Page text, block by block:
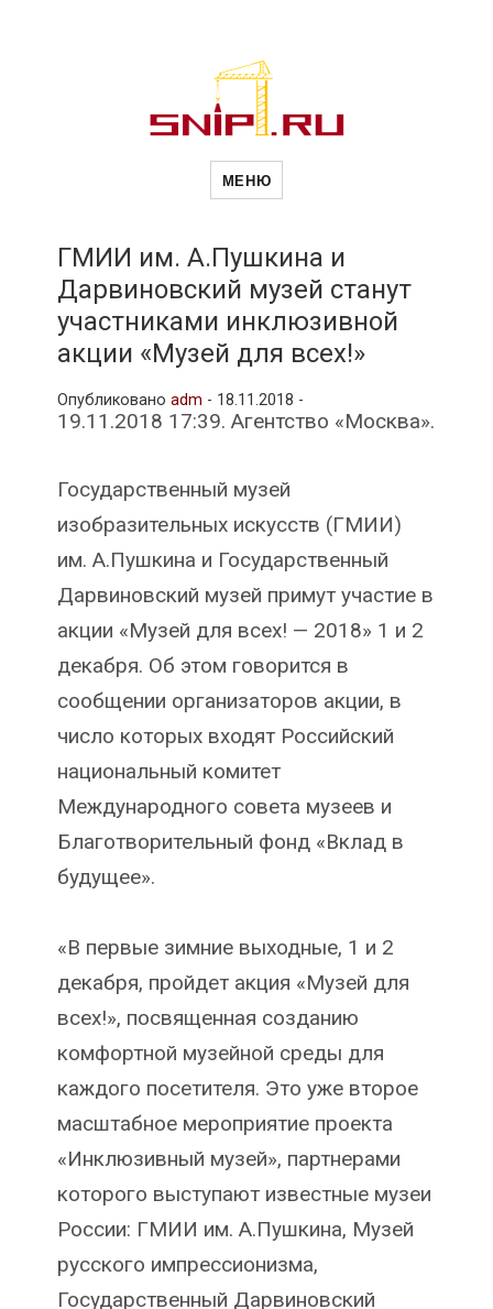
Новости
и
МЕНЮ
ГМИИ им. А.Пушкина и
Дарвиновский музей станут
участниками инклюзивной
акции «Музей для всех!»
Опубликовано adm - 18.11.2018 -
19.11.2018 17:39. Агентство «Москва».
Государственный музей
изобразительных искусств (ГМИИ)
им. А.Пушкина и Государственный
Дарвиновский музей примут участие в
акции «Музей для всех! — 2018» 1 и 2
декабря. Об этом говорится в
сообщении организаторов акции, в
число которых входят Российский
национальный комитет
Международного совета музеев и
Благотворительный фонд «Вклад в
будущее».
«В первые зимние выходные, 1 и 2
декабря, пройдет акция «Музей для
всех!», посвященная созданию
комфортной музейной среды для
каждого посетителя. Это уже второе
масштабное мероприятие проекта
«Инклюзивный музей», партнерами
которого выступают известные музеи
России: ГМИИ им. А.Пушкина, Музей
русского импрессионизма,
Государственный Дарвиновский